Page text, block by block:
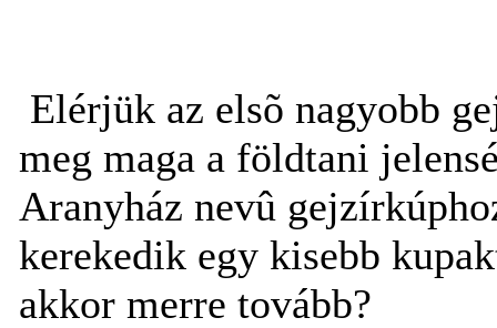
Elérjük az elsõ nagyobb
meg maga a földtani
Aranyház nevû
kerekedik egy kisebb
akkor merre tovább?